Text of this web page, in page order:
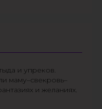
и упреков.
маму–свекровь–
и желаниях.